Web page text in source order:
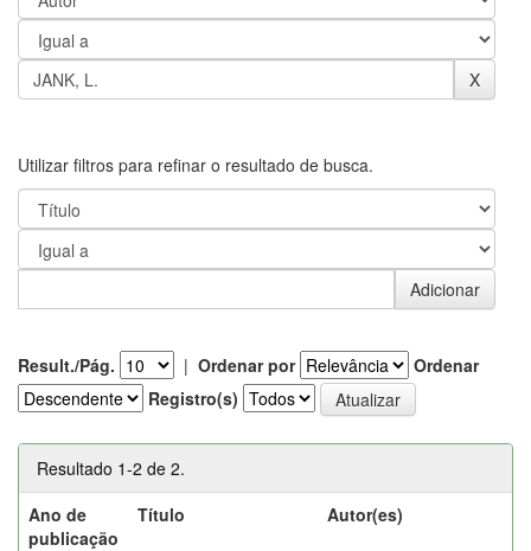
Utilizar filtros para refinar o resultado de busca.
Result./Pág. | Ordenar por
Ordenar
Registro(s)
Resultado 1-2 de 2.
Ano de
publicação
Título Autor(es)